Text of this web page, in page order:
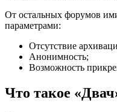
От остальных форумов
параметрами:
Отсутствие
Анонимность;
Возможность
Что такое